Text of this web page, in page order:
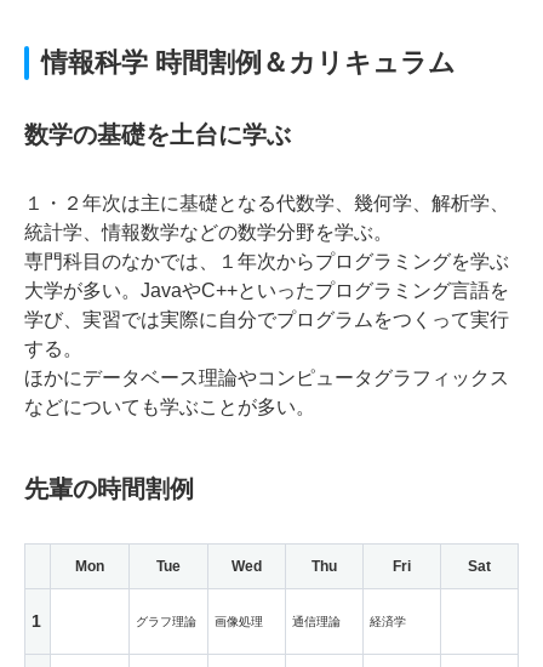
情報科学 時間割例＆カリキュラム
数学の基礎を土台に学ぶ
１・２年次は主に基礎となる代数学、幾何学、解析学、
統計学、情報数学などの数学分野を学ぶ。
専門科目のなかでは、１年次からプログラミングを学ぶ
大学が多い。JavaやC++といったプログラミング言語を
学び、実習では実際に自分でプログラムをつくって実行
する。
ほかにデータベース理論やコンピュータグラフィックス
などについても学ぶことが多い。
先輩の時間割例
Mon Tue Wed Thu Fri Sat
1 グラフ理論 画像処理 通信理論 経済学